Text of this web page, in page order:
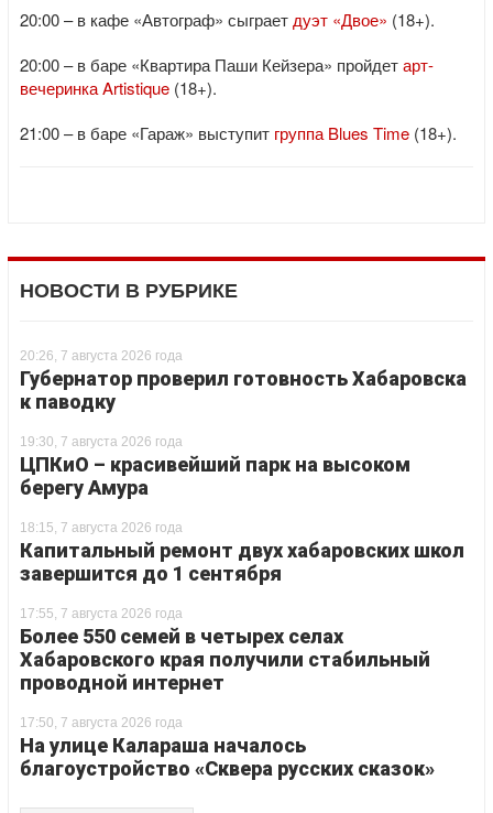
20:00 – в кафе «Автограф» сыграет дуэт «Двое» (18+).
20:00 – в баре «Квартира Паши Кейзера» пройдетарт-
вечеринка Artistique (18+).
21:00 – в баре «Гараж» выступит группа Blues Time (18+).
НОВОСТИ В РУБРИКЕ
20:26, 7 августа 2026 года
Губернатор проверил готовность Хабаровска
к паводку
19:30, 7 августа 2026 года
ЦПКиО – красивейший парк на высоком
берегу Амура
18:15, 7 августа 2026 года
Капитальный ремонт двух хабаровских школ
завершится до 1 сентября
17:55, 7 августа 2026 года
Более 550 семей в четырех селах
Хабаровского края получили стабильный
проводной интернет
17:50, 7 августа 2026 года
На улице Калараша началось
благоустройство «Сквера русских сказок»